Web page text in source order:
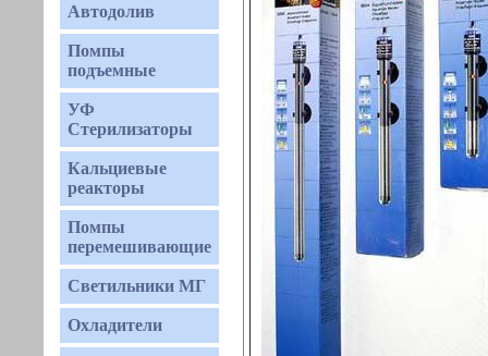
Автодолив
Помпы
подъемные
УФ
Стерилизаторы
Кальциевые
реакторы
Помпы
перемешивающие
Светильники МГ
Охладители